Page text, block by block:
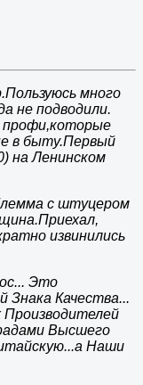
много
не подводили.
в быту.Первый
на Ленинском
с штуцером
извинились
Это
Знака Качества...
Высшего
Наши